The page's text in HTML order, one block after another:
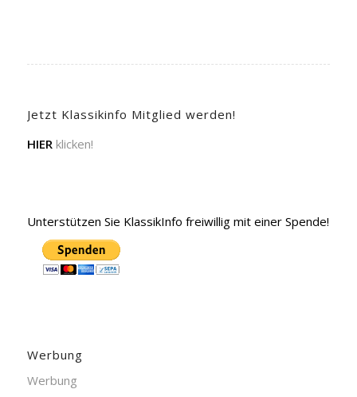
Jetzt Klassikinfo Mitglied werden!
HIER klicken!
Unterstützen Sie KlassikInfo freiwillig mit einer Spende!
Werbung
Werbung